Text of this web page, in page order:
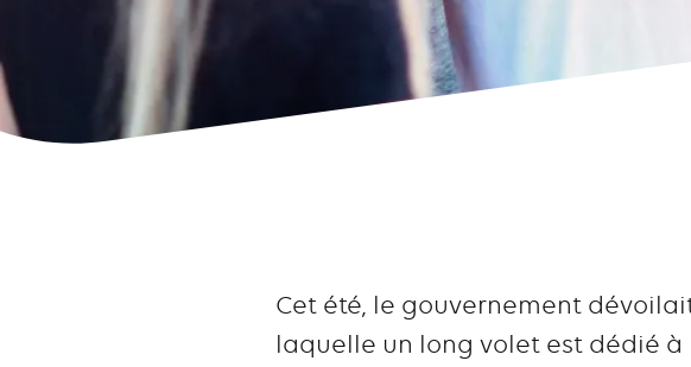
Cet été, le gouvernement
laquelle un long volet est dédié